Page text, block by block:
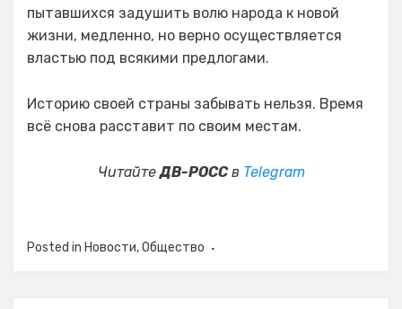
пытавшихся задушить волю народа к новой
жизни, медленно, но верно осуществляется
властью под всякими предлогами.
Историю своей страны забывать нельзя. Время
всё снова расставит по своим местам.
ЧитайтеДВ-РОССв Telegram
Posted in Новости,Общество